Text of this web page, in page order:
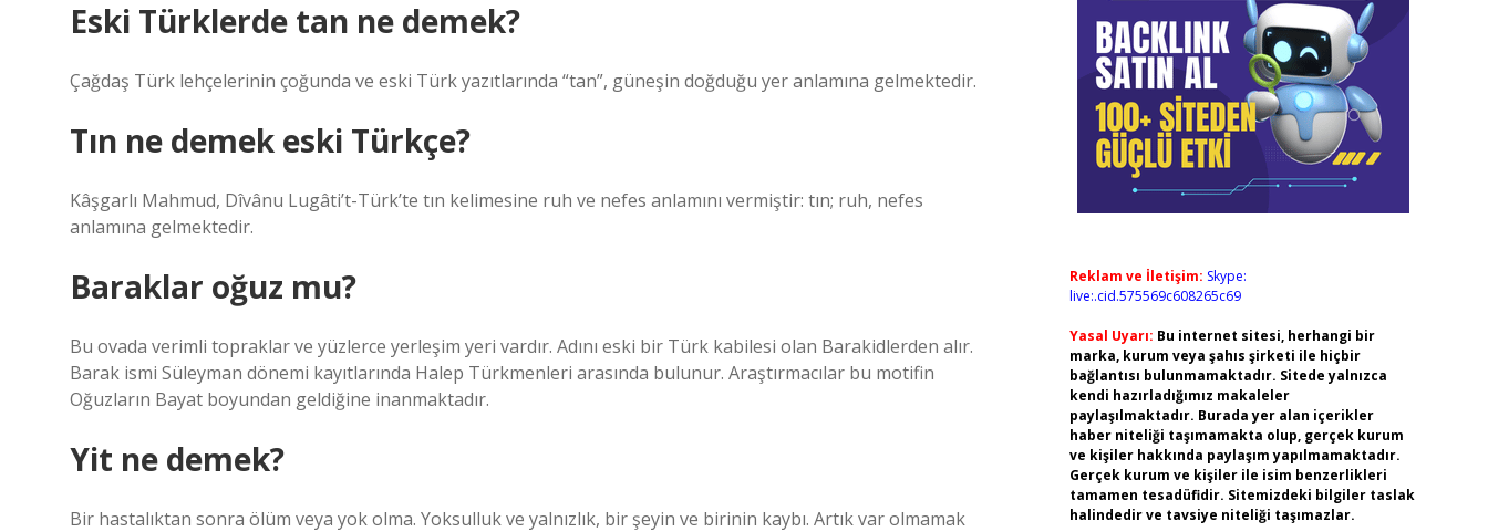
Eski Türklerde tan ne demek?
Çağdaş Türk lehçelerinin çoğunda ve eski Türk yazıtlarında “tan”, güneşin doğduğu yer anlamına gelmektedir.
Tın ne demek eski Türkçe?
Kâşgarlı Mahmud, Dîvânu Lugâti’t-Türk’te tın kelimesine ruh ve nefes anlamını vermiştir: tın; ruh, nefes
anlamına gelmektedir.
Baraklar oğuz mu?
Bu ovada verimli topraklar ve yüzlerce yerleşim yeri vardır. Adını eski bir Türk kabilesi olan Barakidlerden alır.
Barak ismi Süleyman dönemi kayıtlarında Halep Türkmenleri arasında bulunur. Araştırmacılar bu motifin
Oğuzların Bayat boyundan geldiğine inanmaktadır.
Yit ne demek?
Bir hastalıktan sonra ölüm veya yok olma. Yoksulluk ve yalnızlık, bir şeyin ve birinin kaybı. Artık var olmamak
Reklam ve İletişim: Skype:
live:.cid.575569c608265c69
Yasal Uyarı: Bu internet sitesi, herhangi bir
marka, kurum veya şahıs şirketi ile hiçbir
bağlantısı bulunmamaktadır. Sitede yalnızca
kendi hazırladığımız makaleler
paylaşılmaktadır. Burada yer alan içerikler
haber niteliği taşımamakta olup, gerçek kurum
ve kişiler hakkında paylaşım yapılmamaktadır.
Gerçek kurum ve kişiler ile isim benzerlikleri
tamamen tesadüfidir. Sitemizdeki bilgiler taslak
halindedir ve tavsiye niteliği taşımazlar.